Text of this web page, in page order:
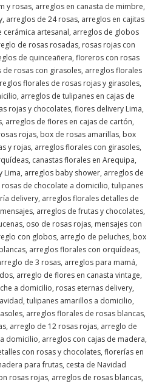
y rosas, arreglos en canasta de mimbre,
arreglos de 24 rosas, arreglos en cajitas
cerámica artesanal, arreglos de globos
de rosas rosadas, rosas rojas con
de quinceañera, floreros con rosas
de rosas con girasoles, arreglos florales
florales de rosas rojas y girasoles,
arreglos de tulipanes en cajas de
rojas y chocolates, flores delivery Lima,
arreglos de flores en cajas de cartón,
rojas, box de rosas amarillas, box
y rojas, arreglos florales con girasoles,
canastas florales en Arequipa,
Lima, arreglos baby shower, arreglos de
de chocolate a domicilio, tulipanes
delivery, arreglos florales detalles de
arreglos de frutas y chocolates,
oso de rosas rojas, mensajes con
con globos, arreglo de peluches, box
arreglos florales con orquídeas,
de 3 rosas, arreglos para mamá,
arreglo de flores en canasta vintage,
a domicilio, rosas eternas delivery,
tulipanes amarillos a domicilio,
arreglos florales de rosas blancas,
arreglo de 12 rosas rojas, arreglo de
domicilio, arreglos con cajas de madera,
con rosas y chocolates, florerías en
para frutas, cesta de Navidad
rosas rojas, arreglos de rosas blancas,